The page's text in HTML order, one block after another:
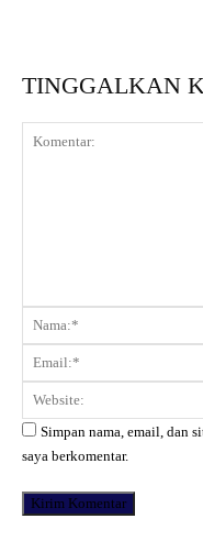
TINGGALKAN
Komentar:
Simpan nama, email, dan
saya berkomentar.